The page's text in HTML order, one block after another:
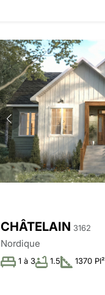
CHÂTELAIN 3162
Nordique
1 à 3 1.5 1370 PI²